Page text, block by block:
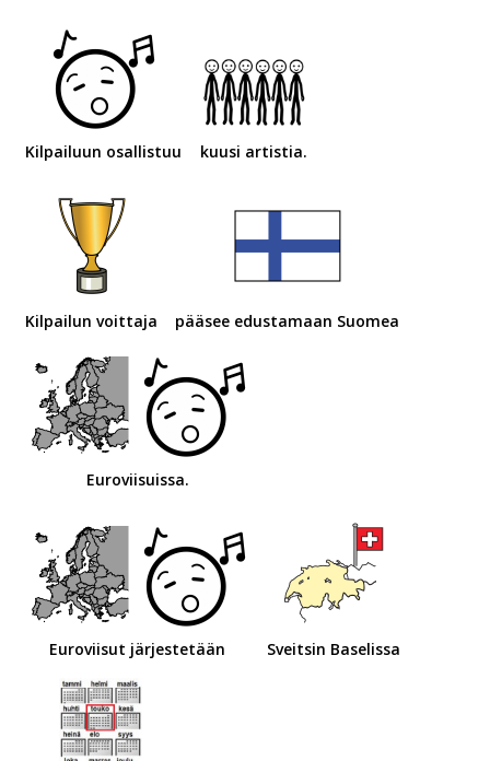
Kilpailuun osallistuu kuusi artistia.
Kilpailun voittaja pääsee edustamaan Suomea
Euroviisuissa.
Euroviisut järjestetään Sveitsin Baselissa